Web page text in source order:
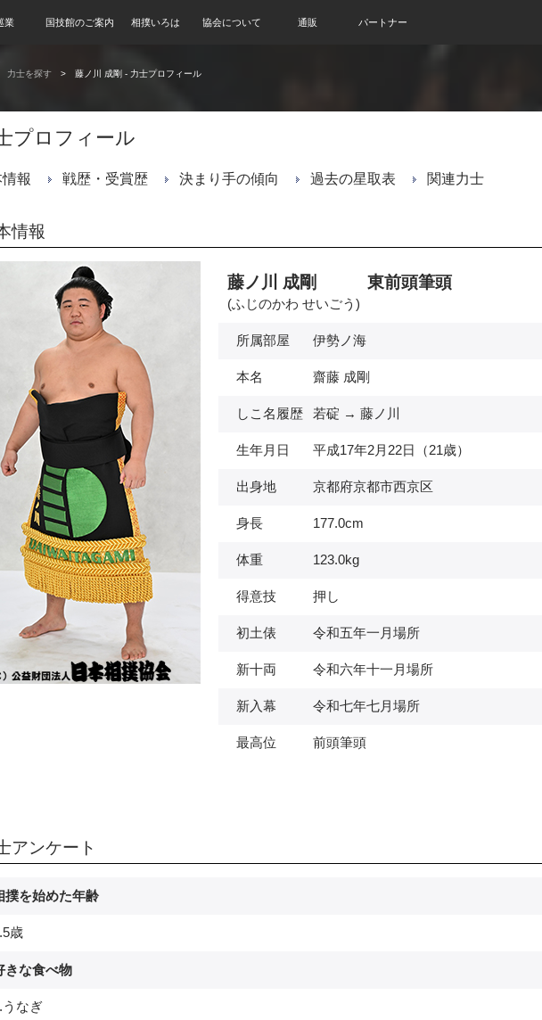
業 国技館のご案内 相撲いろは 協会について 通販 パートナー
力士を探す 藤ノ川 成剛 - 力士プロフィール
プロフィール
報 戦歴・受賞歴 決まり手の傾向 過去の星取表 関連力士
情報
藤ノ川 成剛 東前頭筆頭
(ふじのかわ せいごう)
所属部屋 伊勢ノ海
本名 齋藤 成剛
しこ名履歴 若碇 → 藤ノ川
生年月日 平成17年2月22日（21歳）
出身地 京都府京都市西京区
身長 177.0cm
体重 123.0kg
得意技 押し
初土俵 令和五年一月場所
新十両 令和六年十一月場所
新入幕 令和七年七月場所
最高位 前頭筆頭
アンケート
撲を始めた年齢
歳
きな食べ物
なぎ